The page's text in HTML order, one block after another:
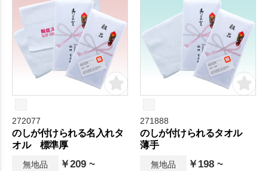
されており、吸水性と速乾性
に優れています。
272077
のしが付けられる名入れタ
オル 標準厚
無地品 ￥209 ~
271888
のしが付けられるタオル
薄手
無地品 ￥198 ~